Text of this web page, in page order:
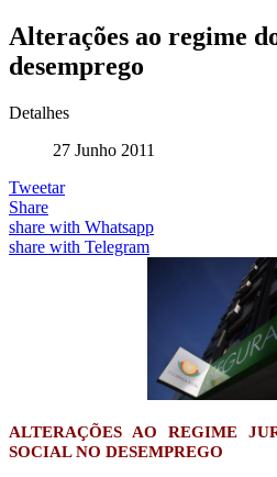
Alterações ao regime
desemprego
Detalhes
27 Junho 2011
Tweetar
Share
share with Whatsapp
share with Telegram
ALTERAÇÕES AO REGIME
SOCIAL NO DESEMPREGO